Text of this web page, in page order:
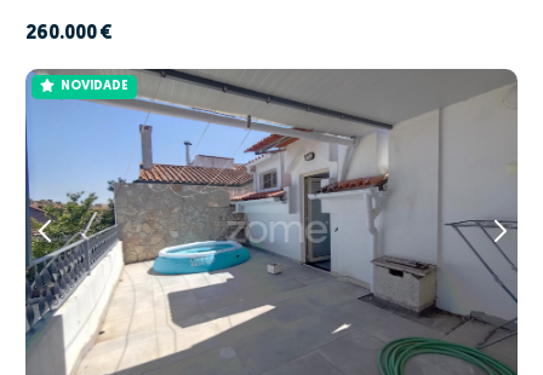
260.000 €
NOVIDADE